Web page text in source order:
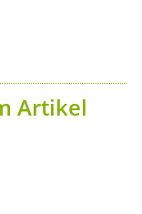
Artikel